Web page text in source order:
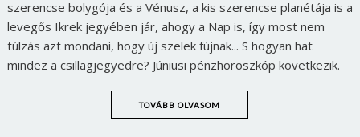
szerencse bolygója és a Vénusz, a kis szerencse planétája is a
levegős Ikrek jegyében jár, ahogy a Nap is, így most nem
túlzás azt mondani, hogy új szelek fújnak... S hogyan hat
mindez a csillagjegyedre? Júniusi pénzhoroszkóp következik.
TOVÁBB OLVASOM